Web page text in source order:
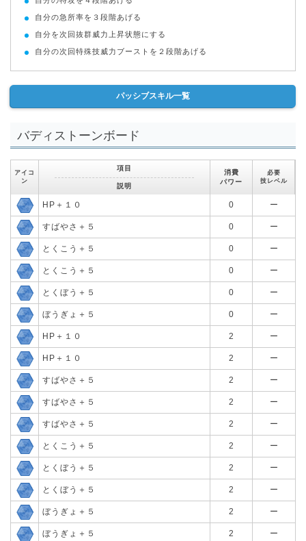
自分の急所率を３段階あげる
自分を次回抜群威力上昇状態にする
自分の次回特殊技威力ブーストを２段階あげる
パッシブスキル一覧
バディストーンボード
アイコ
ン
項目
説明
消費
パワー
必要
技レベル
HP＋１０ 0 ー
すばやさ＋５ 0 ー
とくこう＋５ 0 ー
とくこう＋５ 0 ー
とくぼう＋５ 0 ー
ぼうぎょ＋５ 0 ー
HP＋１０ 2 ー
HP＋１０ 2 ー
すばやさ＋５ 2 ー
すばやさ＋５ 2 ー
すばやさ＋５ 2 ー
とくこう＋５ 2 ー
とくぼう＋５ 2 ー
とくぼう＋５ 2 ー
ぼうぎょ＋５ 2 ー
ぼうぎょ＋５ 2 ー